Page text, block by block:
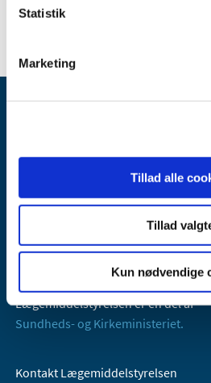
Statistik
Marketing
Tillad alle
Tillad
Kun nødvendige
Lægemiddelstyrelsen
2300 København S
dkma@dkma.dk
Lægemiddelstyrelsen er en del af
Sundheds- og Kirkeministeriet.
Kontakt Lægemiddelstyrelsen